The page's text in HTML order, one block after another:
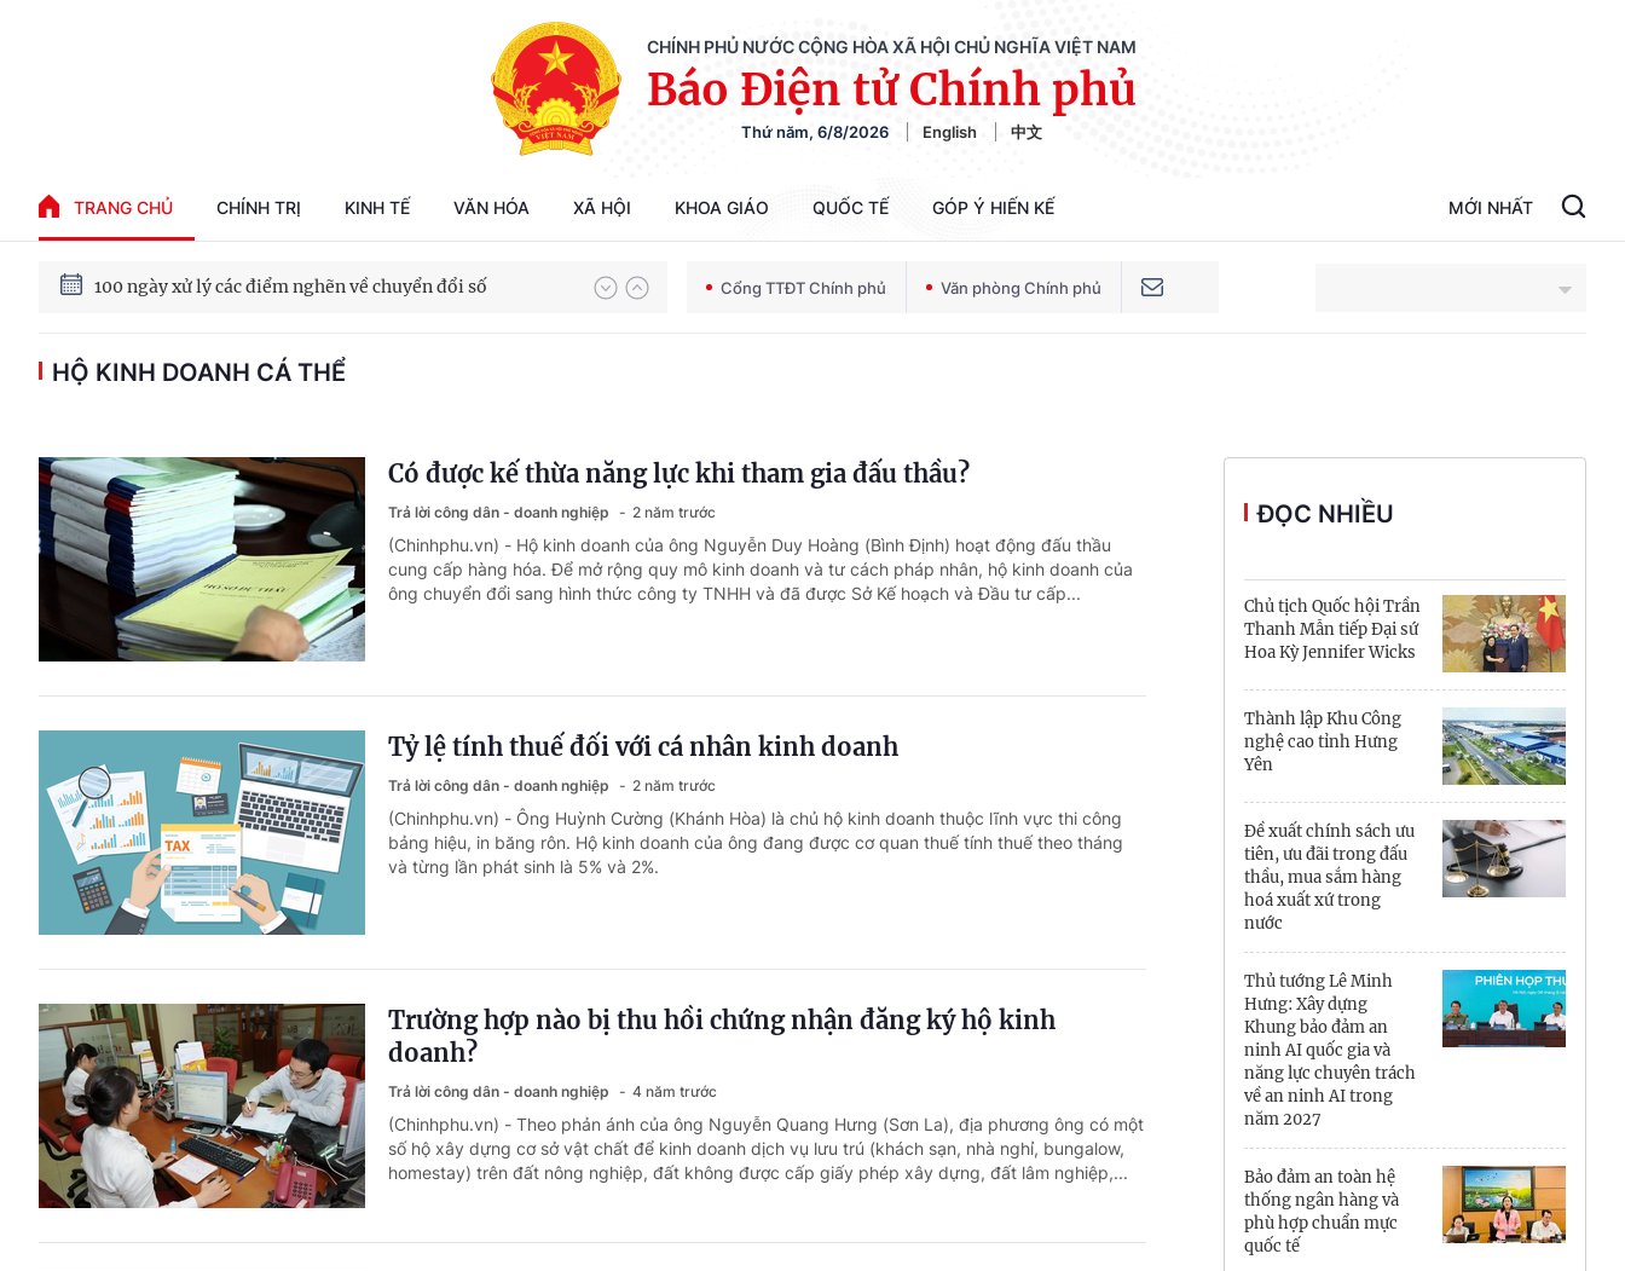
CHÍNH PHỦ NƯỚC CỘNG HÒA XÃ HỘI CHỦ NGHĨA VIỆT NAM
Báo Điện tử Chính phủ
Thứ năm, 6/8/2026 English 中文
TRANG CHỦ CHÍNH TRỊ KINH TẾ VĂN HÓA XÃ HỘI KHOA GIÁO QUỐC TẾ GÓP Ý HIẾN KẾ MỚI NHẤT
Chiến dịch 500 ngày đêm tìm kiếm, quy tập và xác định danh tính hài cốt liệt sĩ
100 ngày xử lý các điểm nghẽn về chuyển đổi số
Phát triển nhà ở cho thuê - Trụ cột chiến lược, lâu dài
Chiến dịch 500 ngày đêm tìm kiếm, quy tập và xác định danh tính hài cốt liệt sĩ
Cổng TTĐT Chính phủ Văn phòng Chính phủ
Cần Thơ
Điện Biên
Đắk Lắk
Đồng Nai
Đồng Tháp
Gia Lai
Hà Nội
Hồ Chí Minh
Hà Tĩnh
Hải Phòng
Khánh Hòa
HỘ KINH DOANH CÁ THỂ
Có được kế thừa năng lực khi tham gia đấu thầu?
Trả lời công dân - doanh nghiệp 2 năm trước
(Chinhphu.vn) - Hộ kinh doanh của ông Nguyễn Duy Hoàng (Bình Định) hoạt động đấu thầu
cung cấp hàng hóa. Để mở rộng quy mô kinh doanh và tư cách pháp nhân, hộ kinh doanh của
ông chuyển đổi sang hình thức công ty TNHH và đã được Sở Kế hoạch và Đầu tư cấp...
Tỷ lệ tính thuế đối với cá nhân kinh doanh
Trả lời công dân - doanh nghiệp 2 năm trước
(Chinhphu.vn) - Ông Huỳnh Cường (Khánh Hòa) là chủ hộ kinh doanh thuộc lĩnh vực thi công
bảng hiệu, in băng rôn. Hộ kinh doanh của ông đang được cơ quan thuế tính thuế theo tháng
và từng lần phát sinh là 5% và 2%.
Trường hợp nào bị thu hồi chứng nhận đăng ký hộ kinh
doanh?
Trả lời công dân - doanh nghiệp 4 năm trước
(Chinhphu.vn) - Theo phản ánh của ông Nguyễn Quang Hưng (Sơn La), địa phương ông có một
số hộ xây dựng cơ sở vật chất để kinh doanh dịch vụ lưu trú (khách sạn, nhà nghỉ, bungalow,
homestay) trên đất nông nghiệp, đất không được cấp giấy phép xây dựng, đất lâm nghiệp,...
ĐỌC NHIỀU
Chủ tịch Quốc hội Trần
Thanh Mẫn tiếp Đại sứ
Hoa Kỳ Jennifer Wicks
Thành lập Khu Công
nghệ cao tỉnh Hưng
Yên
Đề xuất chính sách ưu
tiên, ưu đãi trong đấu
thầu, mua sắm hàng
hoá xuất xứ trong
nước
Thủ tướng Lê Minh
Hưng: Xây dựng
Khung bảo đảm an
ninh AI quốc gia và
năng lực chuyên trách
về an ninh AI trong
năm 2027
Bảo đảm an toàn hệ
thống ngân hàng và
phù hợp chuẩn mực
quốc tế